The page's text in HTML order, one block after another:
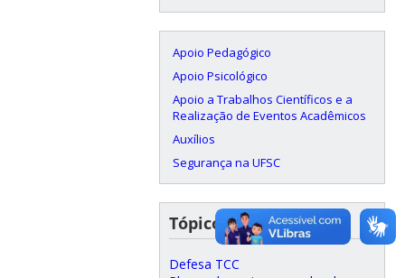
Apoio Pedagógico
Apoio Psicológico
Apoio a Trabalhos Científicos e a
Realização de Eventos Acadêmicos
Auxílios
Segurança na UFSC
Tópicos recentes
Defesa TCC